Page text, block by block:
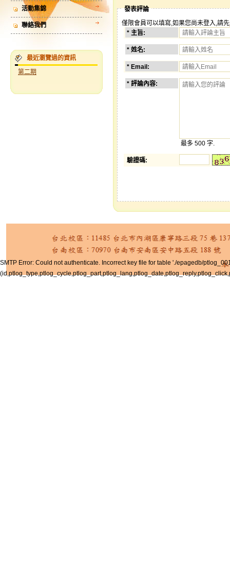
活動集錦
聯絡我們
最近瀏覽過的資訊
第二期
發表評論
僅限會員可以填寫,如果您尚未登入,請先
* 主旨:
* 姓名:
* Email:
* 評論內容:
最多 500 字.
驗證碼:
SMTP Error: Could not authenticate. Incorrect key file for table './epagedb/